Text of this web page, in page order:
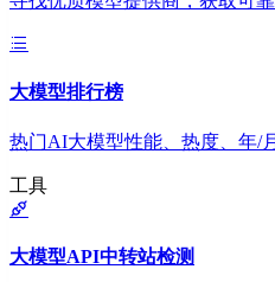
大模型排行榜
热门AI大模型性能、热度、年/
工具
大模型API中转站检测